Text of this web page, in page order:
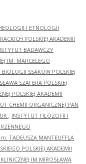
I ETNOLOGII
POLSKIEJ AKADEMII
BADAWCZY
IM. MARCELEGO
SSAKÓW POLSKIEJ
SZAFERA POLSKIEJ
POLSKIEJ AKADEMII
CHEMII ORGANICZNEJ PAN
; INSTYTUT FILOZOFII I
TADEUSZA MANTEUFFLA
POLSKIEJ AKADEMII
IM.MIROSŁAWA